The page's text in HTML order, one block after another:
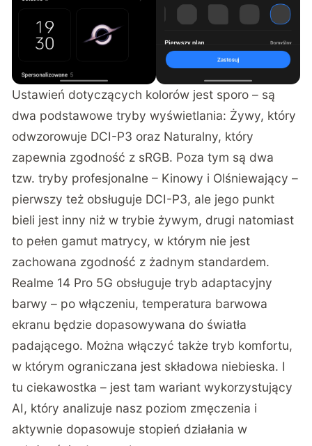
Ustawień dotyczących kolorów jest sporo – są
dwa podstawowe tryby wyświetlania: Żywy, który
odwzorowuje DCI-P3 oraz Naturalny, który
zapewnia zgodność z sRGB. Poza tym są dwa
tzw. tryby profesjonalne – Kinowy i Olśniewający –
pierwszy też obsługuje DCI-P3, ale jego punkt
bieli jest inny niż w trybie żywym, drugi natomiast
to pełen gamut matrycy, w którym nie jest
zachowana zgodność z żadnym standardem.
Realme 14 Pro 5G obsługuje tryb adaptacyjny
barwy – po włączeniu, temperatura barwowa
ekranu będzie dopasowywana do światła
padającego. Można włączyć także tryb komfortu,
w którym ograniczana jest składowa niebieska. I
tu ciekawostka – jest tam wariant wykorzystujący
AI, który analizuje nasz poziom zmęczenia i
aktywnie dopasowuje stopień działania w